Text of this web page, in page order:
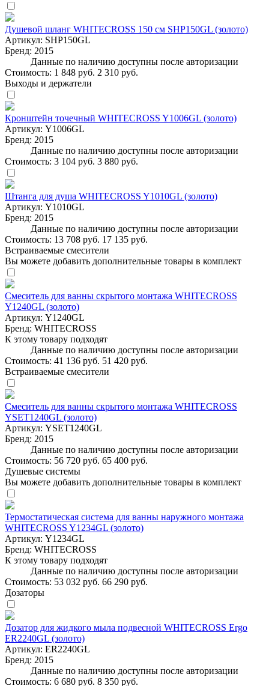
Душевой шланг WHITECROSS 150 см SHP150GL (золото)
Артикул: SHP150GL
Бренд: 2015
Данные по наличию доступны после авторизации
Стоимость: 1 848 руб. 2 310 руб.
Выходы и держатели
Кронштейн точечный WHITECROSS Y1006GL (золото)
Артикул: Y1006GL
Бренд: 2015
Данные по наличию доступны после авторизации
Стоимость: 3 104 руб. 3 880 руб.
Штанга для душа WHITECROSS Y1010GL (золото)
Артикул: Y1010GL
Бренд: 2015
Данные по наличию доступны после авторизации
Стоимость: 13 708 руб. 17 135 руб.
Встраиваемые смесители
Вы можете добавить дополнительные товары в комплект
Смеситель для ванны скрытого монтажа WHITECROSS
Y1240GL (золото)
Артикул: Y1240GL
Бренд: WHITECROSS
К этому товару подходят
Данные по наличию доступны после авторизации
Стоимость: 41 136 руб. 51 420 руб.
Встраиваемые смесители
Смеситель для ванны скрытого монтажа WHITECROSS
YSET1240GL (золото)
Артикул: YSET1240GL
Бренд: 2015
Данные по наличию доступны после авторизации
Стоимость: 56 720 руб. 65 400 руб.
Душевые системы
Вы можете добавить дополнительные товары в комплект
Термостатическая система для ванны наружного монтажа
WHITECROSS Y1234GL (золото)
Артикул: Y1234GL
Бренд: WHITECROSS
К этому товару подходят
Данные по наличию доступны после авторизации
Стоимость: 53 032 руб. 66 290 руб.
Дозаторы
Дозатор для жидкого мыла подвесной WHITECROSS Ergo
ER2240GL (золото)
Артикул: ER2240GL
Бренд: 2015
Данные по наличию доступны после авторизации
Стоимость: 6 680 руб. 8 350 руб.